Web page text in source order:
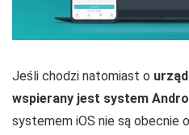
Jeśli chodzi natomiast o
wspierany jest system
systemem iOS nie są obecnie